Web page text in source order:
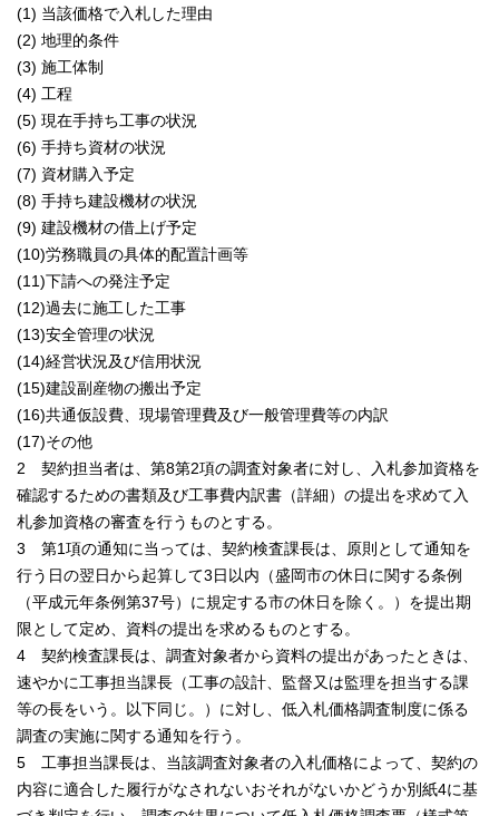
(1) 当該価格で入札した理由
(2) 地理的条件
(3) 施工体制
(4) 工程
(5) 現在手持ち工事の状況
(6) 手持ち資材の状況
(7) 資材購入予定
(8) 手持ち建設機材の状況
(9) 建設機材の借上げ予定
(10)労務職員の具体的配置計画等
(11)下請への発注予定
(12)過去に施工した工事
(13)安全管理の状況
(14)経営状況及び信用状況
(15)建設副産物の搬出予定
(16)共通仮設費、現場管理費及び一般管理費等の内訳
(17)その他
2 契約担当者は、第8第2項の調査対象者に対し、入札参加資格を
確認するための書類及び工事費内訳書（詳細）の提出を求めて入
札参加資格の審査を行うものとする。
3 第1項の通知に当っては、契約検査課長は、原則として通知を
行う日の翌日から起算して3日以内（盛岡市の休日に関する条例
（平成元年条例第37号）に規定する市の休日を除く。）を提出期
限として定め、資料の提出を求めるものとする。
4 契約検査課長は、調査対象者から資料の提出があったときは、
速やかに工事担当課長（工事の設計、監督又は監理を担当する課
等の長をいう。以下同じ。）に対し、低入札価格調査制度に係る
調査の実施に関する通知を行う。
5 工事担当課長は、当該調査対象者の入札価格によって、契約の
内容に適合した履行がなされないおそれがないかどうか別紙4に基